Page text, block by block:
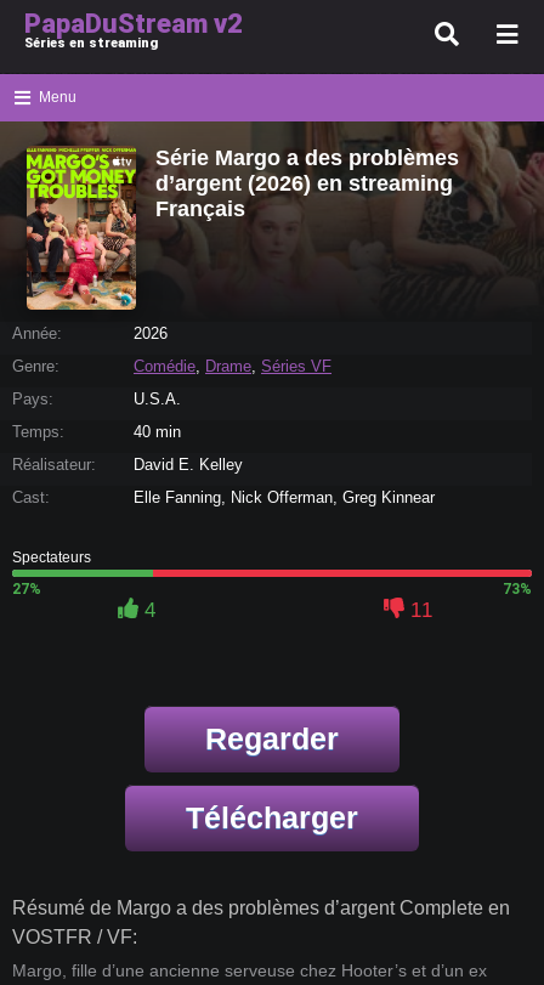
PapaDuStream v2
Séries en streaming
Menu
Série Margo a des problèmes
d’argent (2026) en streaming
Français
Année:
2026
Genre:
Comédie, Drame, Séries VF
Pays:
U.S.A.
Temps:
40 min
Réalisateur:
David E. Kelley
Cast:
Elle Fanning, Nick Offerman, Greg Kinnear
Spectateurs
27%
73%
4 11
Regarder
Télécharger
Résumé de Margo a des problèmes d’argent Complete en
VOSTFR / VF:
Margo, fille d’une ancienne serveuse chez Hooter’s et d’un ex